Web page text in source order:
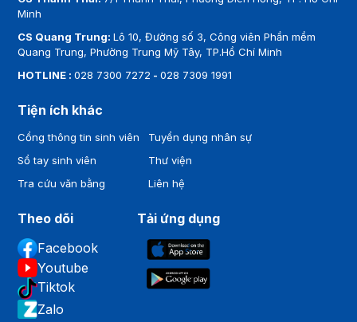
Minh
CS Quang Trung:Lô 10, Đường số 3, Công viên Phần mềm
Quang Trung, Phường Trung Mỹ Tây, TP.Hồ Chí Minh
HOTLINE :028 7300 7272 -028 7309 1991
Tiện ích khác
Cổng thông tin sinh viên
Sổ tay sinh viên
Tra cứu văn bằng
Tuyển dụng nhân sự
Thư viện
Liên hệ
Theo dõi
Facebook
Youtube
Tiktok
Zalo
Tải ứng dụng